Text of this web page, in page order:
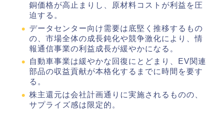
銅価格が高止まりし、原材料コストが利益を圧
迫する。
データセンター向け需要は底堅く推移するもの
の、市場全体の成長鈍化や競争激化により、情
報通信事業の利益成長が緩やかになる。
自動車事業は緩やかな回復にとどまり、EV関連
部品の収益貢献が本格化するまでに時間を要す
る。
株主還元は会社計画通りに実施されるものの、
サプライズ感は限定的。